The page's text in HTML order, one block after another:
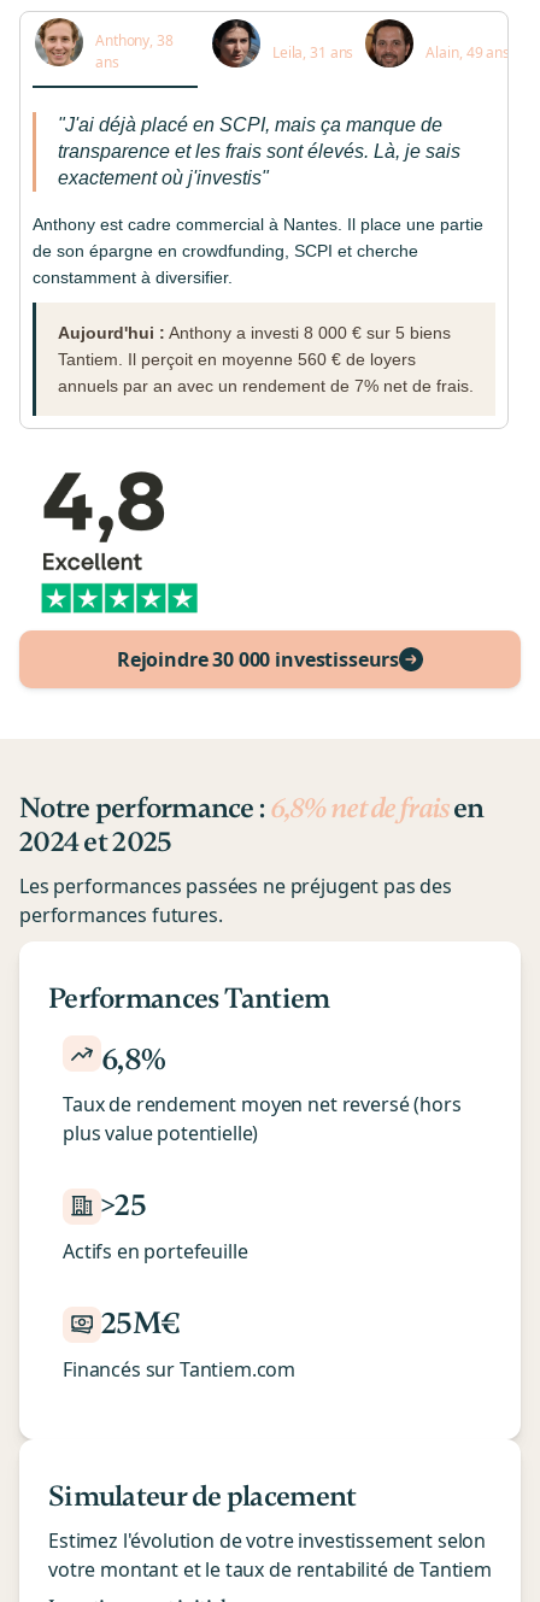
Anthony, 38
ans
Leila, 31 ans Alain, 49 ans
"J'ai déjà placé en SCPI, mais ça manque de
transparence et les frais sont élevés. Là, je sais
exactement où j'investis"
Anthony est cadre commercial à Nantes. Il place une partie
de son épargne en crowdfunding, SCPI et cherche
constamment à diversifier.
Aujourd'hui : Anthony a investi 8 000 € sur 5 biens
Tantiem. Il perçoit en moyenne 560 € de loyers
annuels par an avec un rendement de 7% net de frais.
Rejoindre 30 000 investisseurs
Notre performance :6,8% net de fraisen
2024 et 2025
Les performances passées ne préjugent pas des
performances futures.
Performances Tantiem
6,8%
Taux de rendement moyen net reversé (hors
plus value potentielle)
>25
Actifs en portefeuille
25M€
Financés sur Tantiem.com
Simulateur de placement
Estimez l'évolution de votre investissement selon
votre montant et le taux de rentabilité de Tantiem